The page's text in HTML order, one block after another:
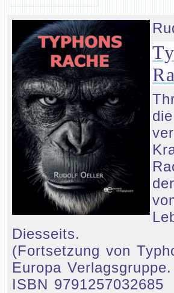
die
Diesseits.
(Fortsetzung von
Europa Verlagsgruppe.
ISBN 9791257032685